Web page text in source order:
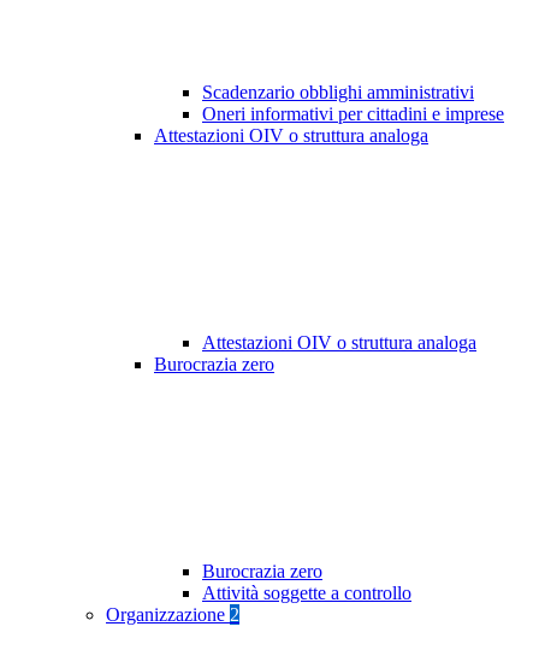
Scadenzario obblighi amministrativi
Oneri informativi per cittadini e imprese
Attestazioni OIV o struttura analoga
Attestazioni OIV o struttura analoga
Burocrazia zero
Burocrazia zero
Attività soggette a controllo
Organizzazione 2